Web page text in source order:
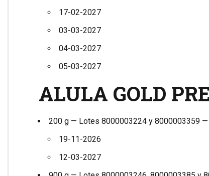
17-02-2027
03-03-2027
04-03-2027
05-03-2027
ALULA GOLD
200 g — Lotes 8000003224 y 8000003359 —
19-11-2026
12-03-2027